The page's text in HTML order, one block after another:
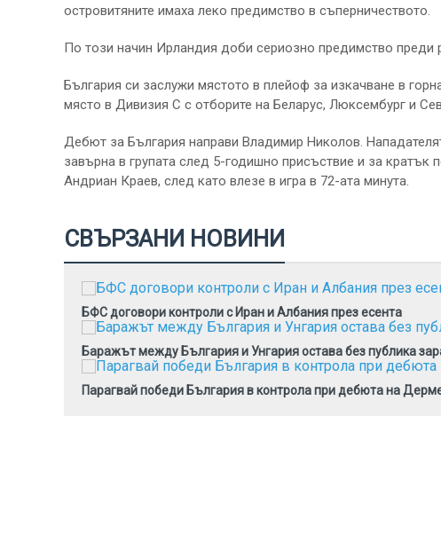
островитяните имаха леко предимство в съперничеството.
По този начин Ирландия доби сериозно предимство
България си заслужи мястото в плейоф за изкачване в
място в Дивизия С с отборите на Беларус, Люксембург и
Дебют за България направи Владимир Николов.
завърна в групата след 5-годишно присъствие и за
Андриан Краев, след като влезе в игра в 72-ата минута.
СВЪРЗАНИ НОВИНИ
БФС договори контроли с Иран и Албания през есента
Баражът между България и Унгария остава без публика
Парагвай победи България в контрола при дебюта на